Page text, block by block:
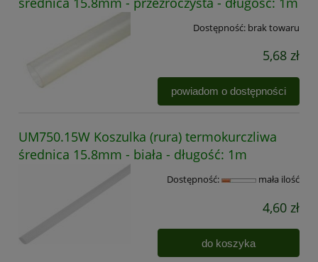
Dostępność: brak towaru
5,68 zł
powiadom o dostępności
UM750.15W Koszulka (rura) termokurczliwa
średnica 15.8mm - biała - długość: 1m
Dostępność: mała ilość
4,60 zł
do koszyka